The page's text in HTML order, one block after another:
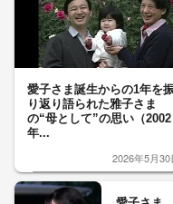
愛子さま誕生からの1年を
り返り語られた雅子さま
の“母として”の思い（2002
年...
2026年5月30